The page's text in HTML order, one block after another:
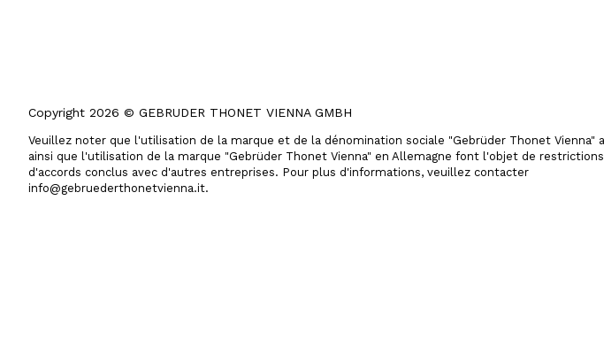
Copyright 2026 © GEBRUDER THONET VIENNA GMBH
Veuillez noter que l'utilisation de la marque et de la dénomination sociale "Gebrüder Thonet Vienna"
ainsi que l'utilisation de la marque "Gebrüder Thonet Vienna" en Allemagne font l'objet de
d'accords conclus avec d'autres entreprises. Pour plus d'informations, veuillez contacter
info@gebruederthonetvienna.it.